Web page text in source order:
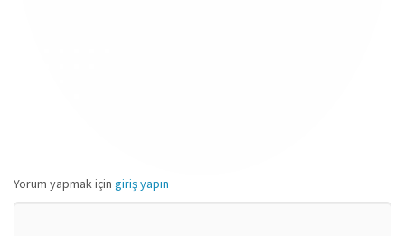
Yorum yapmak için giriş yapın